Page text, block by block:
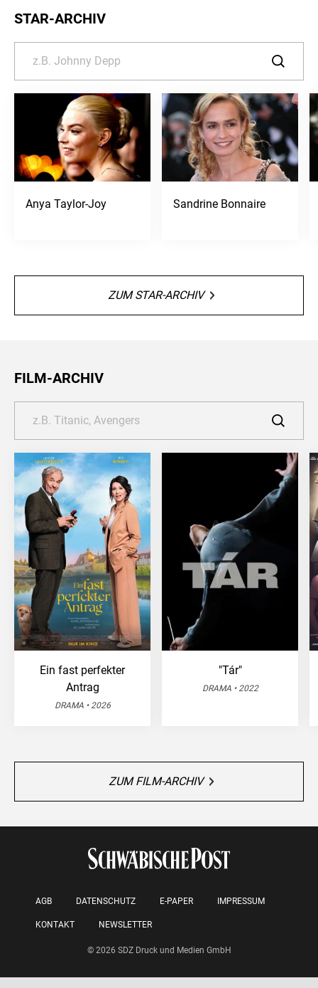
STAR-ARCHIV
Anya Taylor-Joy Sandrine Bonnaire
ZUM STAR-ARCHIV
FILM-ARCHIV
Ein fast perfekter
Antrag
DRAMA • 2026
"Tár"
DRAMA • 2022
ZUM FILM-ARCHIV
AGB DATENSCHUTZ E-PAPER IMPRESSUM
KONTAKT NEWSLETTER
© 2026 SDZ Druck und Medien GmbH